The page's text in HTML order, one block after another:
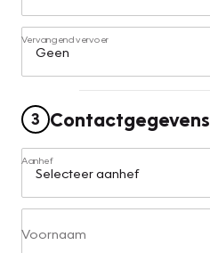
Vervangend vervoer
3 Contactgegevens
Aanhef
Voornaam